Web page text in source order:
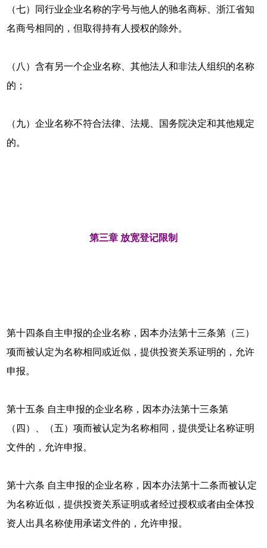
（七）同行业企业名称的字号与他人的驰名商标、浙江省知
名商号相同的，但取得持有人授权的除外。
（八）含有另一个企业名称、其他法人和非法人组织的名称
的；
（九）企业名称不符合法律、法规、国务院决定和其他规定
的。
第三章 放宽登记限制
第十四条自主申报的企业名称，因本办法第十三条第（三）
项而被认定为名称相同或近似，提供投资关系证明的，允许
申报。
第十五条 自主申报的企业名称，因本办法第十三条第
（四）、（五）项而被认定为名称相同，提供受让名称证明
文件的，允许申报。
第十六条 自主申报的企业名称，因本办法第十二条而被认定
为名称近似，提供投资关系证明或者经过授权或者由全体投
资人出具名称使用承诺文件的，允许申报。